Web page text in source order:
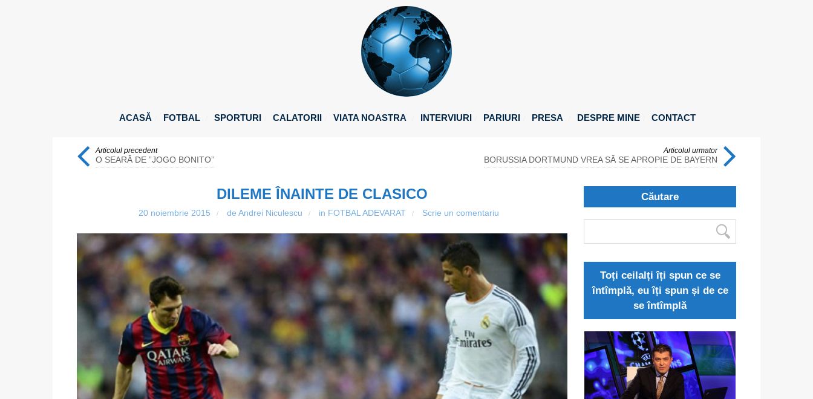
ACASĂ FOTBAL SPORTURI CALATORII VIATA NOASTRA INTERVIURI PARIURI PRESA DESPRE MINE CONTACT
Articolul precedent
O SEARĂ DE ”JOGO BONITO”
Articolul urmator
BORUSSIA DORTMUND VREA SĂ SE APROPIE DE BAYERN
DILEME ÎNAINTE DE CLASICO
20 noiembrie 2015 / de Andrei Niculescu / in FOTBAL ADEVARAT / Scrie un comentariu
Căutare
Toți ceilalți îți spun ce se
întîmplă, eu îți spun și de ce
se întîmplă